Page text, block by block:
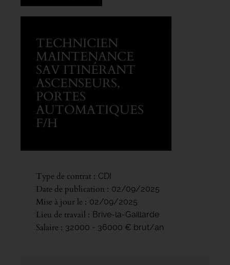
TECHNICIEN
MAINTENANCE
SAV ITINÉRANT
ASCENSEURS,
PORTES
AUTOMATIQUES
F/H
Type de contrat CDI
Date de publication 02/09/2025
Mise à jour le 02/09/2025
Lieu de travail Brive-la-Gaillarde
Salaire 32000 - 36000 € brut/an